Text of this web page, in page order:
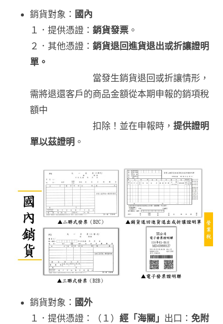
銷貨對象： 國內
１．提供憑證： 銷貨發票 。
２．其他憑證： 銷貨退回進貨退出或折讓證明
單 。
當發生銷貨退回或折讓情形，
需將退還客戶的商品金額從本期申報的銷項稅
額中
扣除！並在申報時， 提供證明
單以茲證明 。
銷貨對象： 國外
１．提供憑證：（１） 經「海關」 出口： 免附